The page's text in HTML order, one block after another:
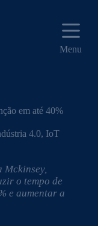
Menu
em até 40%
4.0, IoT
Mckinsey,
o tempo de
e aumentar a